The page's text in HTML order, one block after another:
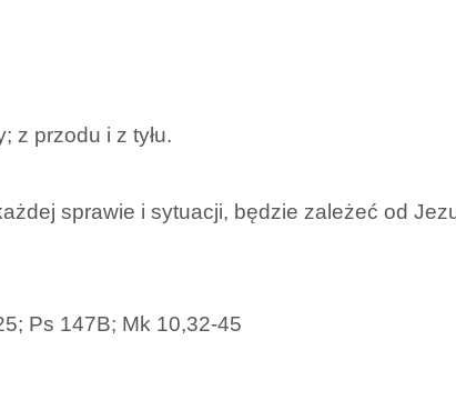
z przodu i z tyłu.
sprawie i sytuacji, będzie zależeć od
Ps 147B; Mk 10,32-45